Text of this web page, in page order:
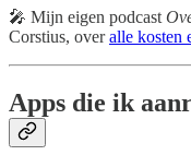
🎤 Mijn eigen podcast
Corstius, overalle kosten
Apps die ik